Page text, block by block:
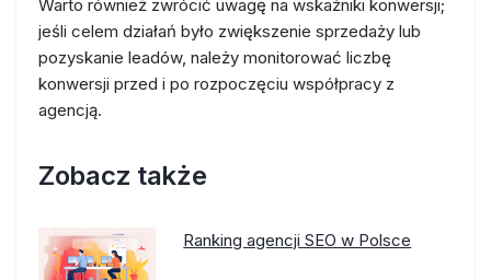
Warto również zwrócić uwagę na wskaźniki konwersji;
jeśli celem działań było zwiększenie sprzedaży lub
pozyskanie leadów, należy monitorować liczbę
konwersji przed i po rozpoczęciu współpracy z
agencją.
Zobacz także
Ranking agencji SEO w Polsce